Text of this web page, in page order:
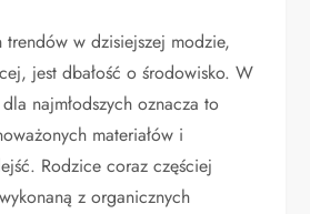
trendów w dzisiejszej modzie,
jest dbałość o środowisko. W
najmłodszych oznacza to
materiałów i
Rodzice coraz częściej
z organicznych